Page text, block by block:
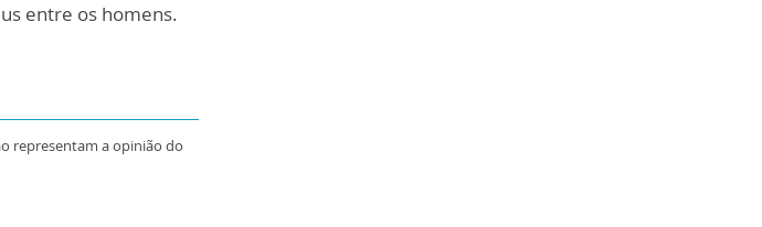
entre os homens.
representam a opinião do